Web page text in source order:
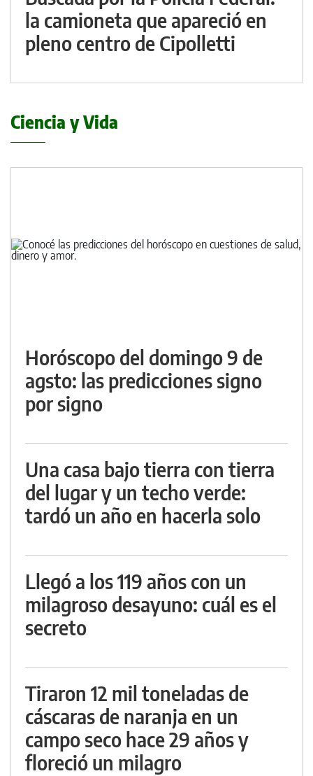
la camioneta que apareció en
pleno centro de Cipolletti
Ciencia y Vida
Horóscopo del domingo 9 de
agsto: las predicciones signo
por signo
Una casa bajo tierra con tierra
del lugar y un techo verde:
tardó un año en hacerla solo
Llegó a los 119 años con un
milagroso desayuno: cuál es el
secreto
Tiraron 12 mil toneladas de
cáscaras de naranja en un
campo seco hace 29 años y
floreció un milagro